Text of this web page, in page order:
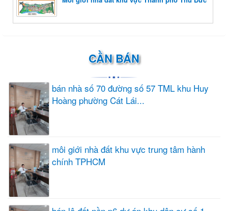
CẦN BÁN
bán nhà số 70 đường số 57 TML khu Huy
Hoàng phường Cát Lái...
môi giới nhà đất khu vực trung tâm hành
chính TPHCM